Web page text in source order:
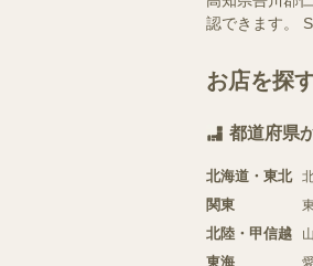
認できます。
お店を探
都道府県
北海道・東北
関東
北陸・甲信越
東海